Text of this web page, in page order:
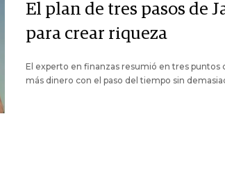
El plan de tres pasos de
para crear riqueza
El experto en finanzas resumió en tres puntos
más dinero con el paso del tiempo sin